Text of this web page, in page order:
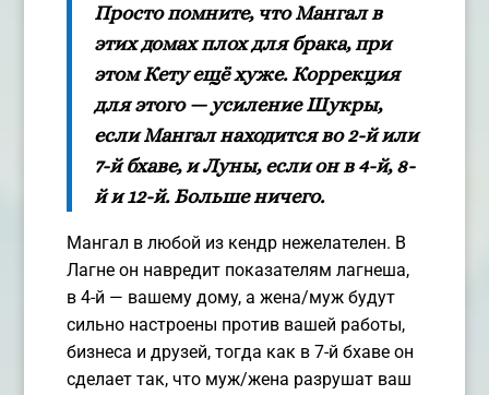
Просто помните, что Мангал в
этих домах плох для брака, при
этом Кету ещё хуже. Коррекция
для этого — усиление Шукры,
если Мангал находится во 2-й или
7-й бхаве, и Луны, если он в 4-й, 8-
й и 12-й. Больше ничего.
Мангал в любой из кендр нежелателен. В
Лагне он навредит показателям лагнеша,
в 4-й — вашему дому, а жена/муж будут
сильно настроены против вашей работы,
бизнеса и друзей, тогда как в 7-й бхаве он
сделает так, что муж/жена разрушат ваш